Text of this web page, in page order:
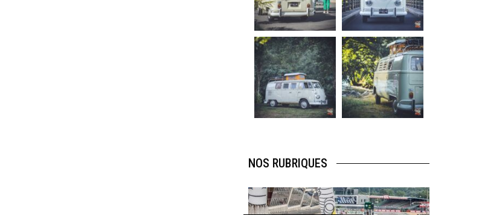
Sep 10
220
4
Août 10
177
becombi
Août 10
120
0
becombi
Août 10
108
0
NOS RUBRIQUES